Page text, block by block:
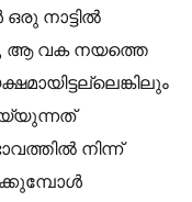
നാട്ടിൽ
ആ വക നയത്തെ
നിന്ന്